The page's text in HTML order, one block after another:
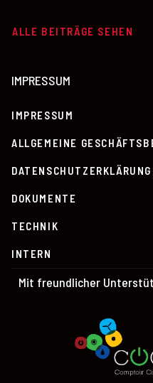
ALLE BEITRÄGE SEHEN
IMPRESSUM
IMPRESSUM
ALLGEMEINE
DATENSCHUTZERKLÄRUNG
DOKUMENTE
TECHNIK
INTERN
Mit freundlicher